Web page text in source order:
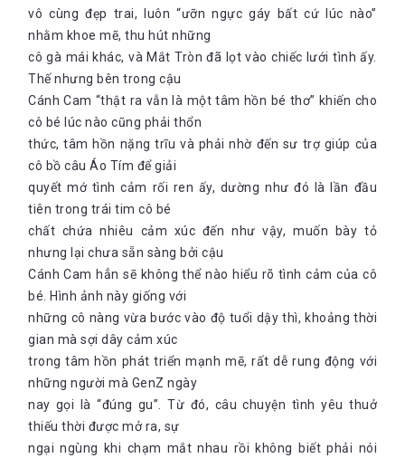
vô cùng đẹp trai, luôn “ưỡn ngực gáy bất cứ lúc nào”
nhằm khoe mẽ, thu hút những
cô gà mái khác, và Mắt Tròn đã lọt vào chiếc lưới tình ấy.
Thế nhưng bên trong cậu
Cánh Cam “thật ra vẫn là một tâm hồn bé thơ” khiến cho
cô bé lúc nào cũng phải thổn
thức, tâm hồn nặng trĩu và phải nhờ đến sư trợ giúp của
cô bồ câu Áo Tím để giải
quyết mớ tình cảm rối ren ấy, dường như đó là lần đầu
tiên trong trái tim cô bé
chất chứa nhiêu cảm xúc đến như vậy, muốn bày tỏ
nhưng lại chưa sẵn sàng bởi cậu
Cánh Cam hẳn sẽ không thể nào hiểu rõ tình cảm của cô
bé. Hình ảnh này giống với
những cô nàng vừa bước vào độ tuổi dậy thì, khoảng thời
gian mà sợi dây cảm xúc
trong tâm hồn phát triển mạnh mẽ, rất dễ rung động với
những người mà GenZ ngày
nay gọi là “đúng gu”. Từ đó, câu chuyện tình yêu thuở
thiếu thời được mở ra, sự
ngại ngùng khi chạm mắt nhau rồi không biết phải nói